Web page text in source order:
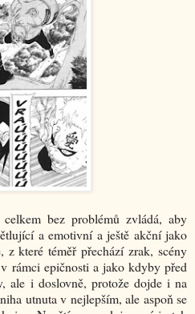
bez problémů zvládá, aby
a emotivní a ještě akční jako
z které téměř přechází zrak, scény
rámci epičnosti a jako kdyby před
ale i doslovně, protože dojde i na
utnuta v nejlepším, ale aspoň se